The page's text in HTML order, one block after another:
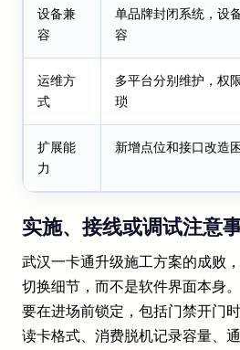
设备兼
容
单品牌封闭系统，设
容
运维方
式
多平台分别维护，权
琐
扩展能
力
新增点位和接口改造
实施、接线或调试注意
武汉一卡通升级施工方案的成败
切换细节，而不是软件界面本身
要在进场前锁定，包括门禁开门
读卡格式、消费脱机记录容量、